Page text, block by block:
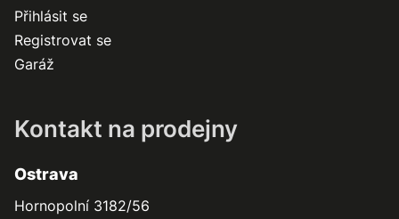
Přihlásit se
Registrovat se
Garáž
Kontakt na prodejny
Ostrava
Hornopolní 3182/56